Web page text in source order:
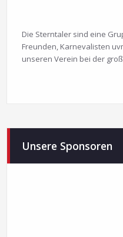
Die Sterntaler sind eine
Freunden, Karnevalisten
unseren Verein bei der
Unsere Sponsoren